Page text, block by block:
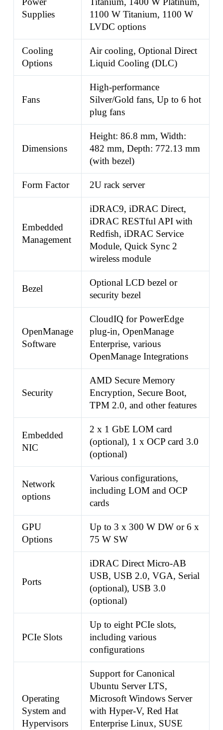
Supplies
1100 W Titanium, 1100 W
LVDC options
Cooling
Options
Air cooling, Optional Direct
Liquid Cooling (DLC)
Fans
High-performance
Silver/Gold fans, Up to 6 hot
plug fans
Dimensions
Height: 86.8 mm, Width:
482 mm, Depth: 772.13 mm
(with bezel)
Form Factor 2U rack server
Embedded
Management
iDRAC9, iDRAC Direct,
iDRAC RESTful API with
Redfish, iDRAC Service
Module, Quick Sync 2
wireless module
Bezel
Optional LCD bezel or
security bezel
OpenManage
Software
CloudIQ for PowerEdge
plug-in, OpenManage
Enterprise, various
OpenManage Integrations
Security
AMD Secure Memory
Encryption, Secure Boot,
TPM 2.0, and other features
Embedded
NIC
2 x 1 GbE LOM card
(optional), 1 x OCP card 3.0
(optional)
Network
options
Various configurations,
including LOM and OCP
cards
GPU
Options
Up to 3 x 300 W DW or 6 x
75 W SW
Ports
iDRAC Direct Micro-AB
USB, USB 2.0, VGA, Serial
(optional), USB 3.0
(optional)
PCIe Slots
Up to eight PCIe slots,
including various
configurations
Operating
System and
Hypervisors
Support for Canonical
Ubuntu Server LTS,
Microsoft Windows Server
with Hyper-V, Red Hat
Enterprise Linux, SUSE